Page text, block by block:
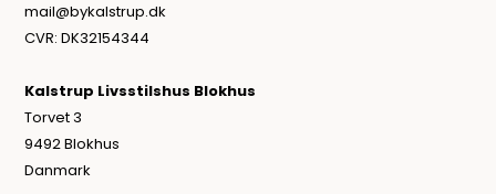
mail@bykalstrup.dk
CVR: DK32154344
Kalstrup Livsstilshus Blokhus
Torvet 3
9492 Blokhus
Danmark